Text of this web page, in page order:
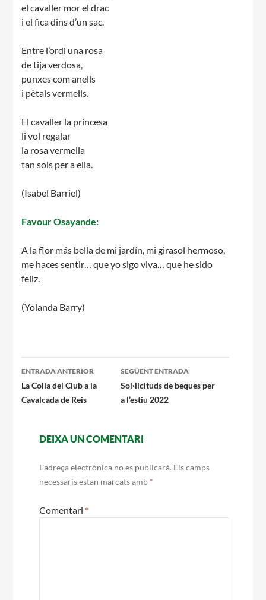
el cavaller mor el drac
i el fica dins d’un sac.
Entre l’ordi una rosa
de tija verdosa,
punxes com anells
i pètals vermells.
El cavaller la princesa
li vol regalar
la rosa vermella
tan sols per a ella.
(Isabel Barriel)
Favour Osayande:
A la flor más bella de mi jardín, mi girasol hermoso,
me haces sentir… que yo sigo viva… que he sido
feliz.
(Yolanda Barry)
Navegació
per
les
ENTRADA ANTERIOR
La Colla del Club a la
Cavalcada de Reis
SEGÜENT ENTRADA
Sol·licituds de beques per
a l’estiu 2022
DEIXA UN COMENTARI
L'adreça electrònica no es publicarà. Els camps
necessaris estan marcats amb *
Comentari *
Fes un donatiu